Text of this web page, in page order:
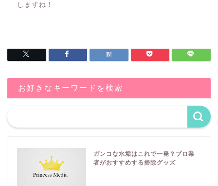
しますね！
お好きなキーワードを検索
ガンコな水垢はこれで一発？プロ業
者がおすすめする掃除グッズ